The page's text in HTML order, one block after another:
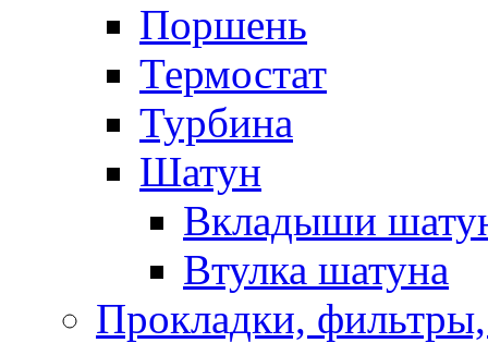
Поршень
Термостат
Турбина
Шатун
Вкладыши
Втулка шатуна
Прокладки,